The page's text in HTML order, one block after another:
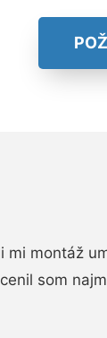
mi montáž
som